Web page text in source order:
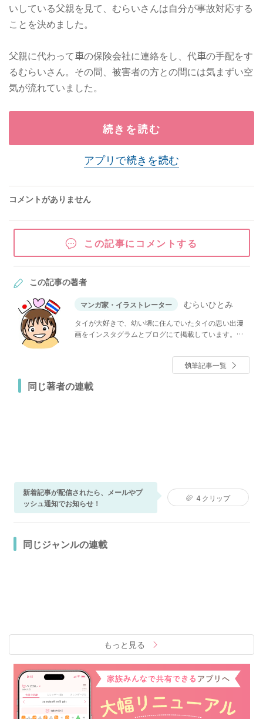
いしている父親を見て、むらいさんは自分が事故対応する
ことを決めました。
父親に代わって車の保険会社に連絡をし、代車の手配をす
るむらいさん。その間、被害者の方との間には気まずい空
気が流れていました。
続きを読む
アプリで続きを読む
コメントがありません
この記事にコメントする
この記事の著者
マンガ家・イラストレーター むらいひとみ
タイが大好きで、幼い頃に住んでいたタイの思い出漫
画をインスタグラムとブログにて掲載しています。お
執筆記事一覧
同じ著者の連載
新着記事が配信されたら、メールやプ
ッシュ通知でお知らせ！
4 クリップ
同じジャンルの連載
もっと見る